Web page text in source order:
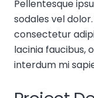
Pellentesque
sodales vel
consectetur
lacinia faucibus,
interdum mi